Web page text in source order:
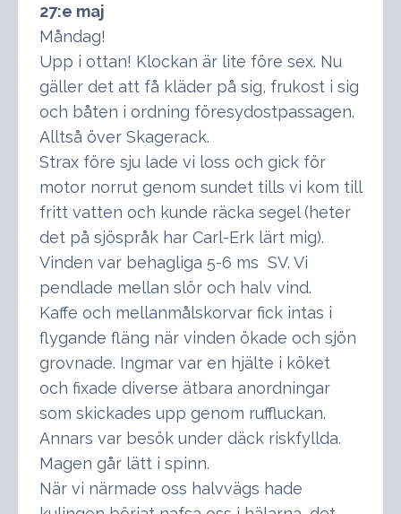
27:e maj
Måndag!
Upp i ottan! Klockan är lite före sex. Nu
gäller det att få kläder på sig, frukost i sig
och båten i ordning föresydostpassagen.
Alltså över Skagerack.
Strax före sju lade vi loss och gick för
motor norrut genom sundet tills vi kom till
fritt vatten och kunde räcka segel (heter
det på sjöspråk har Carl-Erk lärt mig).
Vinden var behagliga 5-6 ms SV. Vi
pendlade mellan slör och halv vind.
Kaffe och mellanmålskorvar fick intas i
flygande fläng när vinden ökade och sjön
grovnade. Ingmar var en hjälte i köket
och fixade diverse ätbara anordningar
som skickades upp genom ruffluckan.
Annars var besök under däck riskfyllda.
Magen går lätt i spinn.
När vi närmade oss halvvägs hade